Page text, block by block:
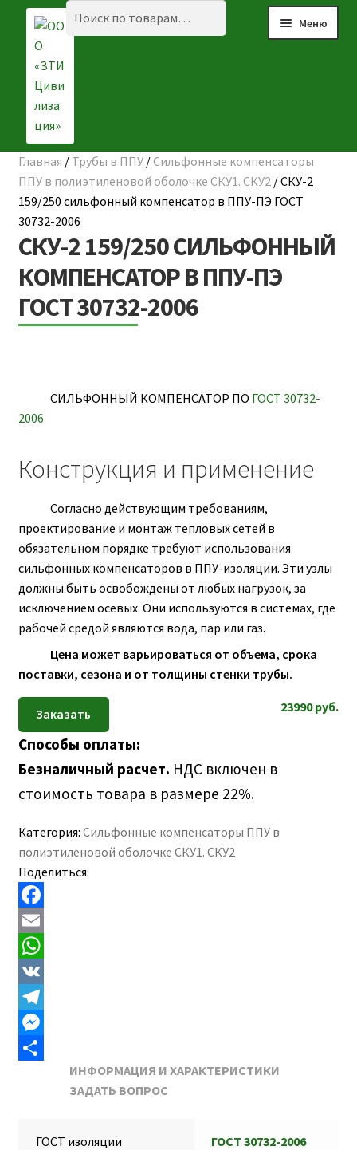
Перейти
навигации
Перейти
содержимому
Искать:
Поиск
Меню
☰ КАТАЛОГ
ГЛАВНАЯ
О КОМПАНИИ
НАШИ ОБЪЕКТЫ
ДОСТАВКА И ОПЛАТА
КОНТАКТЫ
Главная / Трубы в ППУ/Сильфонные компенсаторы
ППУ в полиэтиленовой оболочке СКУ1. СКУ2/СКУ-2
159/250 сильфонный компенсатор в ППУ-ПЭ ГОСТ
30732-2006
СКУ-2 159/250 СИЛЬФОННЫЙ
КОМПЕНСАТОР В ППУ-ПЭ
ГОСТ 30732-2006
СИЛЬФОННЫЙ КОМПЕНСАТОР ПО ГОСТ 30732-
2006
Конструкция и применение
Согласно действующим требованиям,
проектирование и монтаж тепловых сетей в
обязательном порядке требуют использования
сильфонных компенсаторов в ППУ-изоляции. Эти узлы
должны быть освобождены от любых нагрузок, за
исключением осевых. Они используются в системах, где
рабочей средой являются вода, пар или газ.
Цена может варьироваться от объема, срока
поставки, сезона и от толщины стенки трубы.
23990руб.
Способы оплаты:
Безналичный расчет. НДС включен в
стоимость товара в размере 22%.
Категория: Сильфонные компенсаторы ППУ в
полиэтиленовой оболочке СКУ1. СКУ2
Поделиться:
F
a
c
e
b
o
E
m
a
W
h
a
t
V
K
T
eM
ИНФОРМАЦИЯ И ХАРАКТЕРИСТИКИ
ЗАДАТЬ ВОПРОС
ГОСТ изоляции ГОСТ 30732-2006